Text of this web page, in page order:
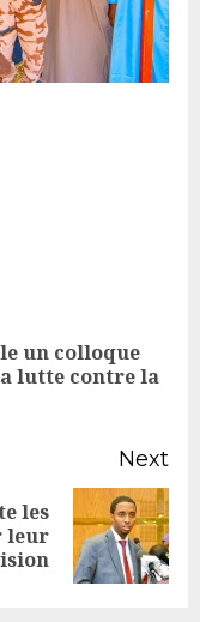
un colloque
lutte contre la
Next
les
leur